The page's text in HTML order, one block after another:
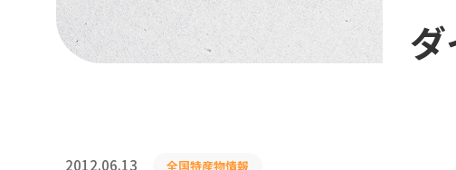
2012.06.13 全国特産物情報